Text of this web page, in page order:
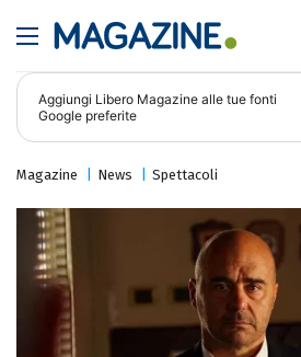
Aggiungi Libero Magazine alle tue fonti
Google preferite
Magazine News Spettacoli